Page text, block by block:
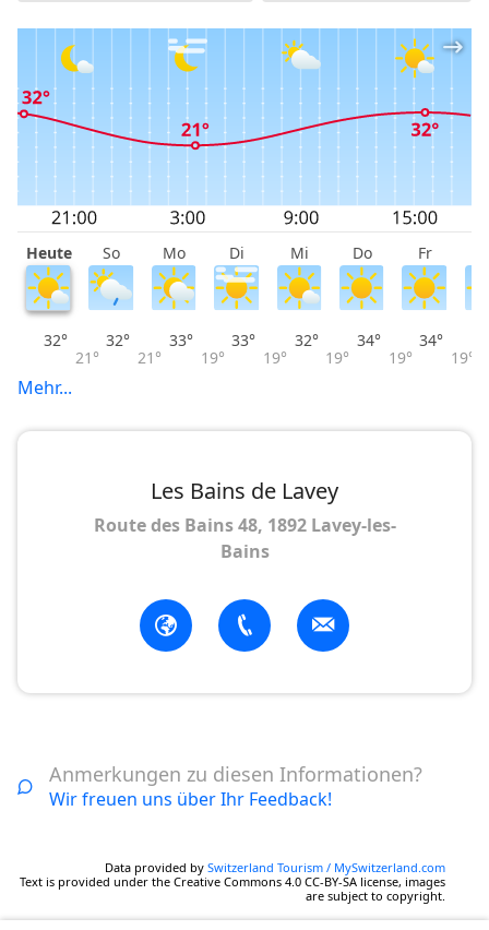
Heute So Mo Di Mi Do Fr
32°
21°
32°
21°
33°
19°
33°
19°
32°
19°
34°
19°
34°
19°
Mehr...
Les Bains de Lavey
Route des Bains 48, 1892 Lavey-les-
Bains
Anmerkungen zu diesen Informationen?
Wir freuen uns über Ihr Feedback!
Data provided by Switzerland Tourism / MySwitzerland.com
Text is provided under the Creative Commons 4.0 CC-BY-SA license, images
are subject to copyright.